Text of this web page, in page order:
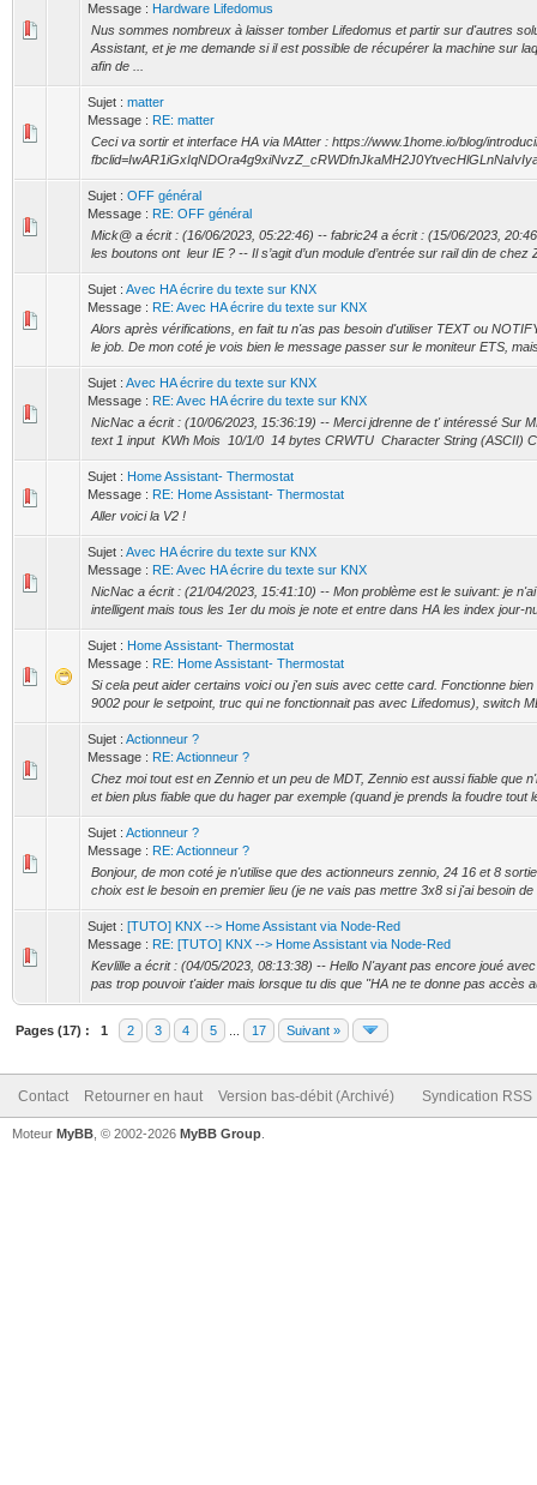
Message : Hardware Lifedomus
Nus sommes nombreux à laisser tomber Lifedomus et partir sur d'autres
Assistant, et je me demande si il est possible de récupérer la machine sur
afin de ...
Sujet : matter
Message : RE: matter
Ceci va sortir et interface HA via MAtter : https://www.1home.io/blog/
Sujet : OFF général
Message : RE: OFF général
Mick@ a écrit : (16/06/2023, 05:22:46) -- fabric24 a écrit : (15/06/2023,
les boutons ont leur IE ? -- Il s’agit d’un module d’entrée sur rail din de chez
Sujet : Avec HA écrire du texte sur KNX
Message : RE: Avec HA écrire du texte sur KNX
Alors après vérifications, en fait tu n'as pas besoin d'utiliser TEXT ou
le job. De mon coté je vois bien le message passer sur le moniteur ETS,
Sujet : Avec HA écrire du texte sur KNX
Message : RE: Avec HA écrire du texte sur KNX
NicNac a écrit : (10/06/2023, 15:36:19) -- Merci jdrenne de t' intéressé Sur
text 1 input KWh Mois 10/1/0 14 bytes CRWTU Character String (ASCII)
Sujet : Home Assistant- Thermostat
Message : RE: Home Assistant- Thermostat
Aller voici la V2 !
Sujet : Avec HA écrire du texte sur KNX
Message : RE: Avec HA écrire du texte sur KNX
NicNac a écrit : (21/04/2023, 15:41:10) -- Mon problème est le suivant: je
intelligent mais tous les 1er du mois je note et entre dans HA les index jour-
Sujet : Home Assistant- Thermostat
Message : RE: Home Assistant- Thermostat
Si cela peut aider certains voici ou j'en suis avec cette card. Fonctionne
9002 pour le setpoint, truc qui ne fonctionnait pas avec Lifedomus), switch
Sujet : Actionneur ?
Message : RE: Actionneur ?
Chez moi tout est en Zennio et un peu de MDT, Zennio est aussi fiable que
et bien plus fiable que du hager par exemple (quand je prends la foudre tout
Sujet : Actionneur ?
Message : RE: Actionneur ?
Bonjour, de mon coté je n'utilise que des actionneurs zennio, 24 16 et 8
choix est le besoin en premier lieu (je ne vais pas mettre 3x8 si j'ai besoin
Sujet : [TUTO] KNX --> Home Assistant via Node-Red
Message : RE: [TUTO] KNX --> Home Assistant via Node-Red
Kevlille a écrit : (04/05/2023, 08:13:38) -- Hello N'ayant pas encore joué
pas trop pouvoir t'aider mais lorsque tu dis que "HA ne te donne pas accès
Pages (17) : 1 2 3 4 5 17 Suivant »
Contact Retourner en haut Version bas-débit (Archivé) Syndication RSS
Moteur MyBB , © 2002-2026 MyBB Group